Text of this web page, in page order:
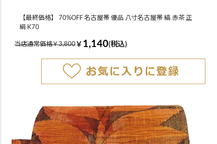
【最終価格】 70%OFF 名古屋帯 優品 八寸名古屋帯 縞 赤茶 正
絹 K70
当店通常価格￥3,800￥ 1,140(税込)